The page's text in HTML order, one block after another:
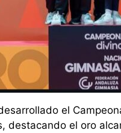
el
destacando el oro